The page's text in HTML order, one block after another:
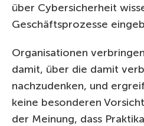
über Cybersicherheit
Geschäftsprozesse
Organisationen
damit, über die damit
nachzudenken, und
keine besonderen
der Meinung, dass